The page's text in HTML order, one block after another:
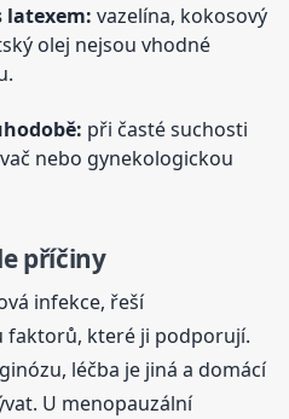
latexem: vazelína, kokosový
olej nejsou vhodné
při časté suchosti
nebo gynekologickou
příčiny
infekce, řeší
faktorů, které ji podporují.
léčba je jiná a domácí
U menopauzální